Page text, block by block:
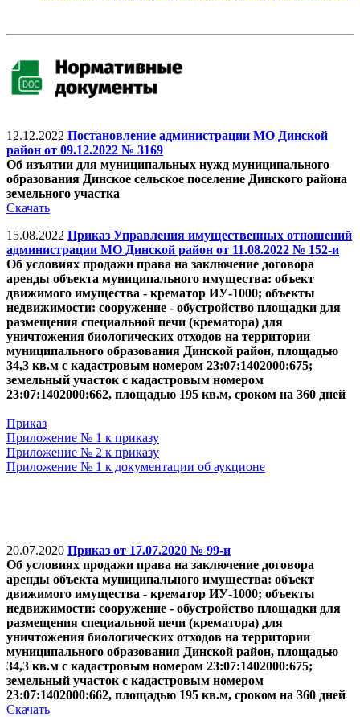
12.12.2022 Постановление администрации МО Динской
район от 09.12.2022 № 3169
Об изъятии для муниципальных нужд муниципального
образования Динское сельское поселение Динского района
земельного участка
Скачать
15.08.2022 Приказ Управления имущественных отношений
администрации МО Динской район от 11.08.2022 № 152-и
Об условиях продажи права на заключение договора
аренды объекта муниципального имущества: объект
движимого имущества - крематор ИУ-1000; объекты
недвижимости: сооружение - обустройство площадки для
размещения специальной печи (крематора) для
уничтожения биологических отходов на территории
муниципального образования Динской район, площадью
34,3 кв.м с кадастровым номером 23:07:1402000:675;
земельный участок с кадастровым номером
23:07:1402000:662, площадью 195 кв.м, сроком на 360 дней
Приказ
Приложение № 1 к приказу
Приложение № 2 к приказу
Приложение № 1 к документации об аукционе
20.07.2020 Приказ от 17.07.2020 № 99-и
Об условиях продажи права на заключение договора
аренды объекта муниципального имущества: объект
движимого имущества - крематор ИУ-1000; объекты
недвижимости: сооружение - обустройство площадки для
размещения специальной печи (крематора) для
уничтожения биологических отходов на территории
муниципального образования Динской район, площадью
34,3 кв.м с кадастровым номером 23:07:1402000:675;
земельный участок с кадастровым номером
23:07:1402000:662, площадью 195 кв.м, сроком на 360 дней
Скачать